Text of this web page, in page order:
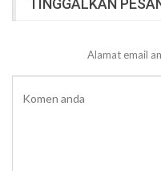
TINGGALKAN
Alamat email